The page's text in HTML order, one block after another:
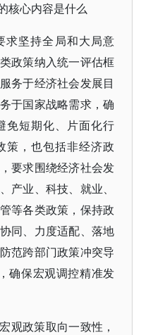
核心内容是什么
求坚持全局和大局意
政策纳入统一评估框
务于经济社会发展目
于国家战略需求，确
免短期化、片面化行
策，也包括非经济政
要求围绕经济社会发
产业、科技、就业、
等各类政策，保持政
同、力度适配、落地
范跨部门政策冲突导
确保宏观调控精准发
观政策取向一致性，